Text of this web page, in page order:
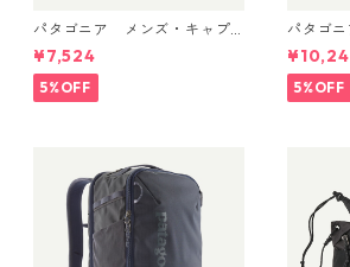
パタゴニア メンズ・キャプ
リーン・クール・デイリー・
シャツ（ストラタスパイア）
(カラー Feather Grey) Pat
agonia Men's Capilene® Co
¥7,524
5%OFF
パタゴ
リーン・
フーデ
(カラー
ight
5%OFF